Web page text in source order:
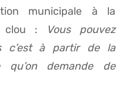
municipale à la
clou :
Vous pouvez
c’est à partir de la
qu’on demande de